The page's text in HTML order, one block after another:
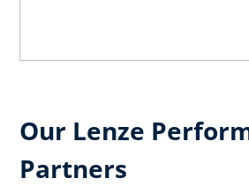
Our Lenze
Partners